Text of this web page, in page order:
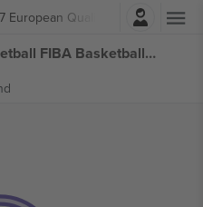
European Qualifiers
Iniciar sesión
Poland vs Netherlands Basketball FIBA Basketball World Cup 2027 European Qualifiers entradas